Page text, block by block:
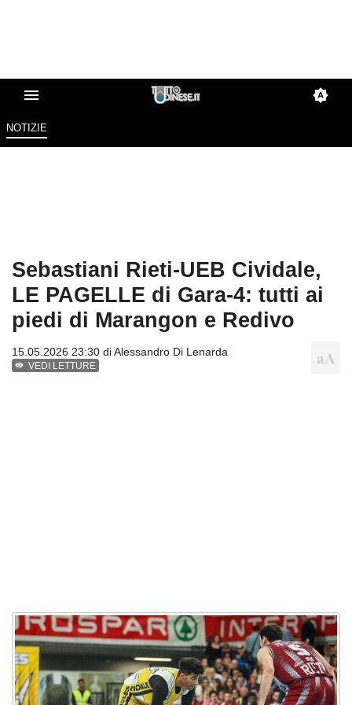
NOTIZIE
Sebastiani Rieti-UEB Cividale,
LE PAGELLE di Gara-4: tutti ai
piedi di Marangon e Redivo
15.05.2026 23:30 diAlessandro Di Lenarda
VEDI LETTURE